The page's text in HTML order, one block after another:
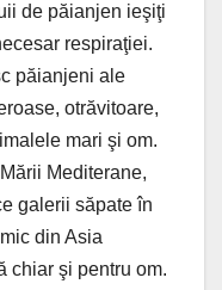
de păianjen ieşiţi
respiraţiei.
păianjeni ale
otrăvitoare,
mari şi om.
Mediterane,
galerii săpate în
din Asia
chiar şi pentru om.